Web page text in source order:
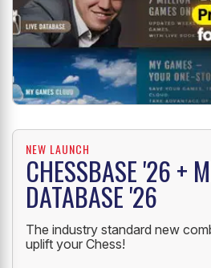
NEW LAUNCH
CHESSBASE '26 +
DATABASE '26
The industry standard new
uplift your Chess!